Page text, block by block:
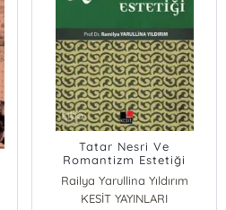
Tatar Nesri Ve
Romantizm Estetiği
Railya Yarullina Yıldırım
KESİT YAYINLARI